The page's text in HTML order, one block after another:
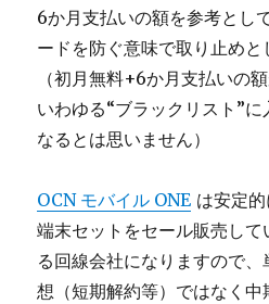
6か月支払いの額を参考とし
ードを防ぐ意味で取り止めと
（初月無料+6か月支払いの
いわゆる“ブラックリスト”
なるとは思いません）
OCN モバイル ONE は安定
端末セットをセール販売し
る回線会社になりますので
想（短期解約等）ではなく